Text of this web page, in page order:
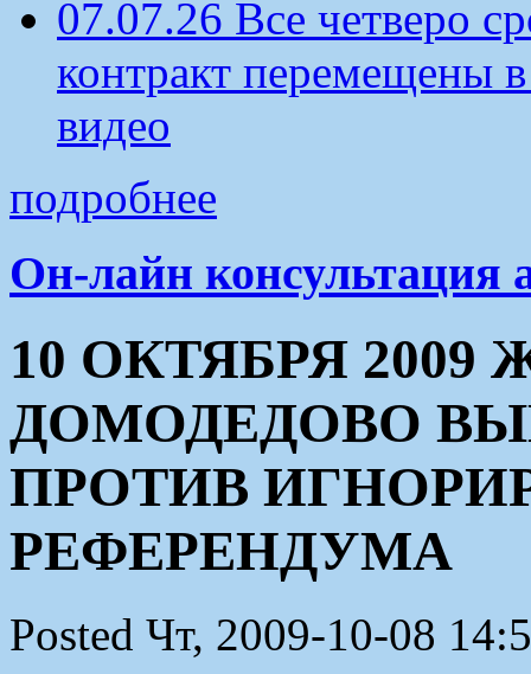
07.07.26 Все четверо
контракт перемещены
видео
подробнее
Он-лайн консультация
10 ОКТЯБРЯ
ДОМОДЕДОВО
ПРОТИВ
РЕФЕРЕНДУМА
Posted Чт, 2009-10-08